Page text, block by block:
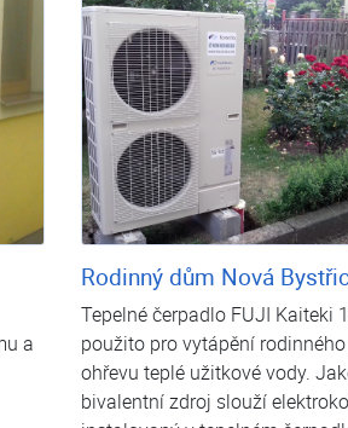
a
Rodinný dům Nová
Tepelné čerpadlo FUJI Kaiteki
použito pro vytápění
ohřevu teplé užitkové vody.
bivalentní zdroj slouží